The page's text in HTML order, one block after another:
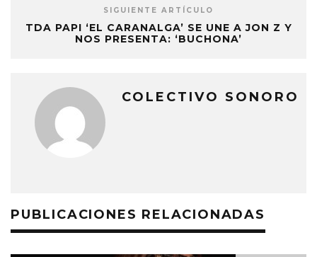
SIGUIENTE ARTÍCULO
TDA PAPI ‘EL CARANALGA’ SE UNE A JON Z Y
NOS PRESENTA: ‘BUCHONA’
COLECTIVO SONORO
PUBLICACIONES RELACIONADAS